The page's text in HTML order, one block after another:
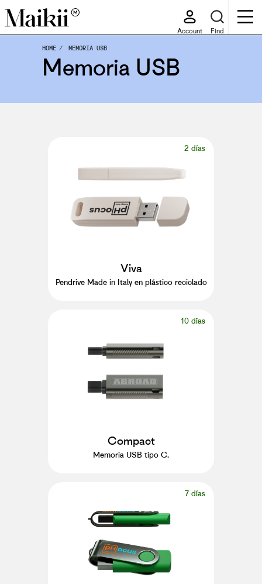
Account Find
HOME MEMORIA USB
Memoria USB
2 días
Viva
Pendrive Made in Italy en plástico reciclado
10 días
Compact
Memoria USB tipo C.
7 días